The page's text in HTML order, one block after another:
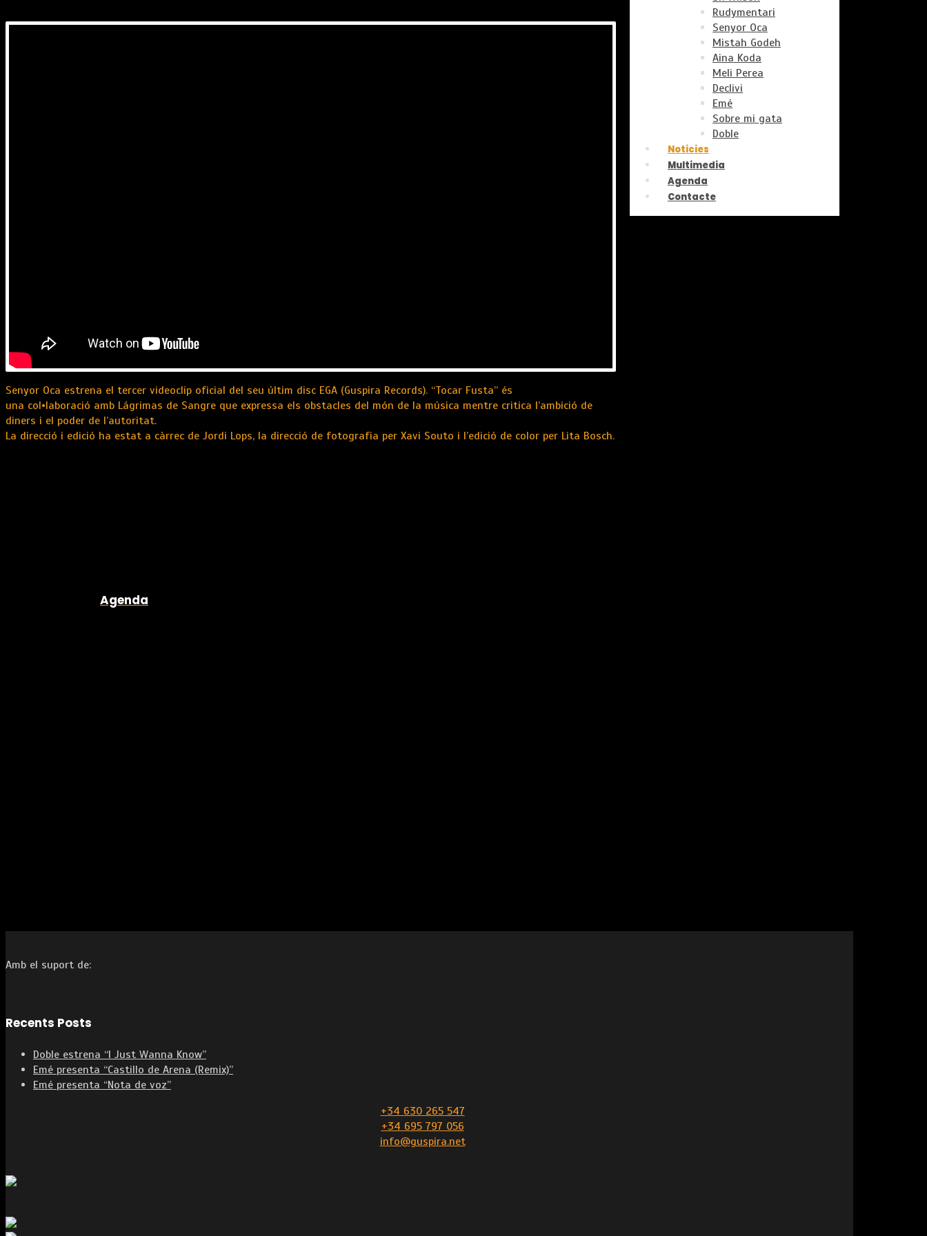
Rudymentari
Senyor Oca
Mistah Godeh
Aina Koda
Meli Perea
Declivi
Emé
Sobre mi gata
Doble
Noticies
Multimedia
Agenda
Contacte
Senyor Oca estrena el tercer videoclip oficial del seu últim disc EGA (Guspira Records). “Tocar Fusta” és
una col•laboració amb Lágrimas de Sangre que expressa els obstacles del món de la música mentre critica l’ambició de
diners i el poder de l’autoritat.
La direcció i edició ha estat a càrrec de Jordi Lops, la direcció de fotografia per Xavi Souto i l’edició de color per Lita Bosch.
Agenda
Amb el suport de:
Recents Posts
Doble estrena “I Just Wanna Know”
Emé presenta “Castillo de Arena (Remix)”
Emé presenta “Nota de voz”
+34 630 265 547
+34 695 797 056
info@guspira.net